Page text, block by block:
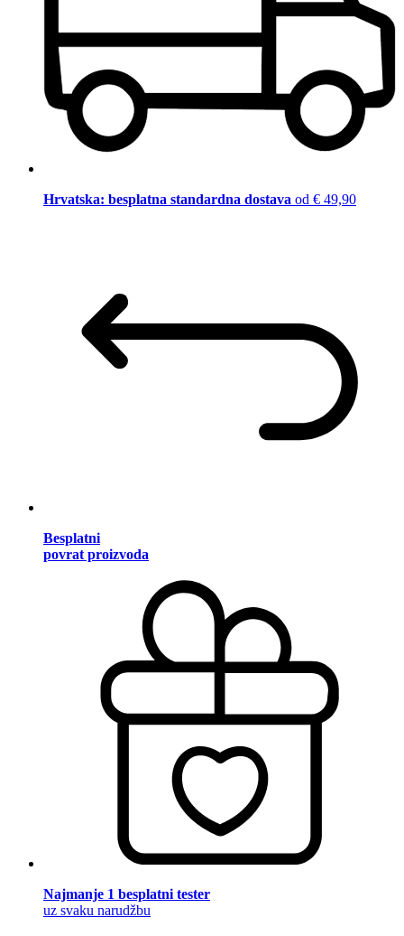
Hrvatska: besplatna standardna dostava od € 49,90
Besplatni
povrat proizvoda
Najmanje 1 besplatni tester
uz svaku narudžbu